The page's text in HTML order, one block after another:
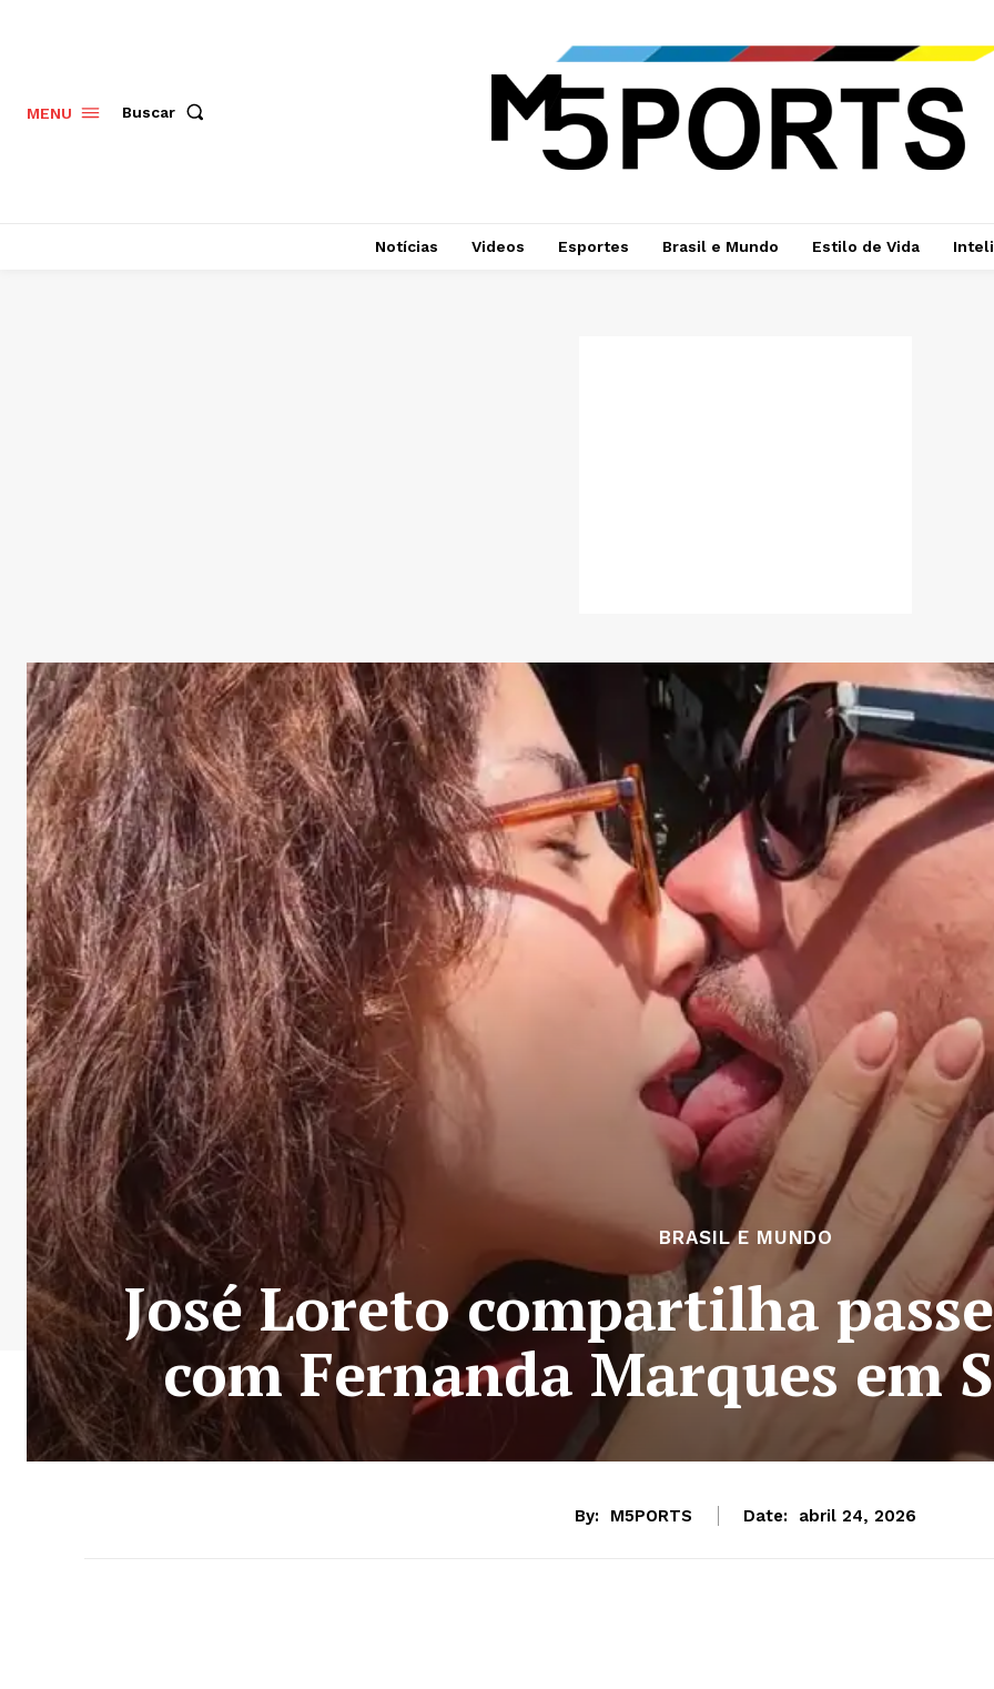
MENU Buscar
Notícias Videos Esportes Brasil e Mundo Estilo de Vida
BRASIL E MUNDO
José Loreto compartilha
com Fernanda Marques em
By: M5PORTS Date: abril 24, 2026